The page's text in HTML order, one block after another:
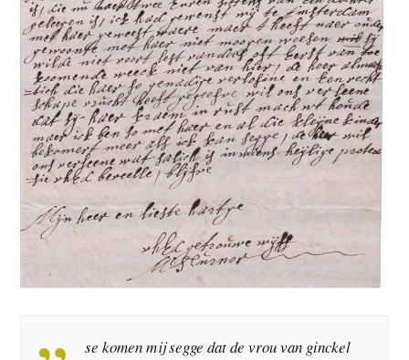
se komen mij segge dat de vrou van ginckel